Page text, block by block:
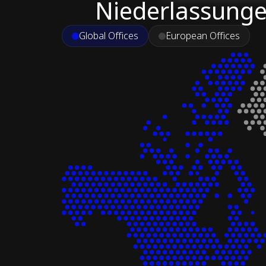
Global Offices European Offices